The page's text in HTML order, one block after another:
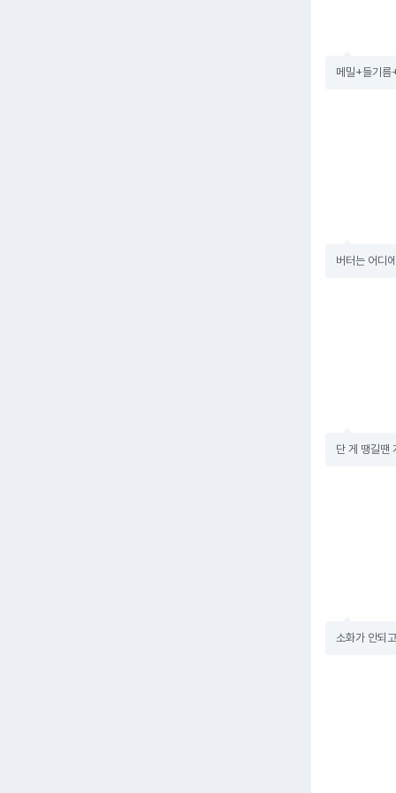
메밀+들기름
버터는 어디
단 게 땡길땐
소화가 안되